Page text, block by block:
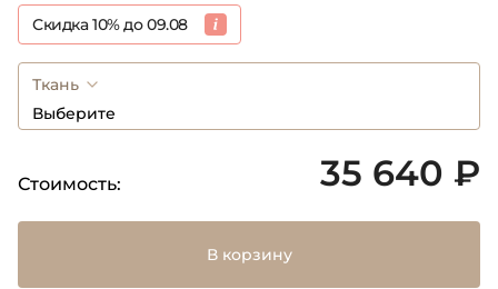
Скидка 10% до 09.08
Ткань
Выберите
Стоимость: 35 640 ₽
В корзину